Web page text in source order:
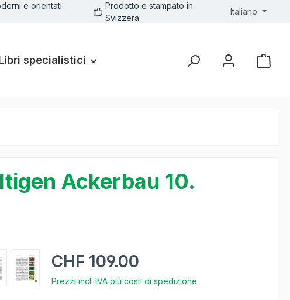
e orientati
Prodotto e stampato in
Svizzera
Italiano
specialistici
Ackerbau 10.
CHF 109.00
Prezzi incl. IVA più costi di spedizione